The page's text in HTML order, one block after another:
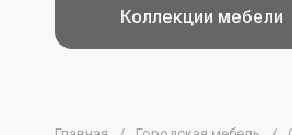
Коллекции мебели